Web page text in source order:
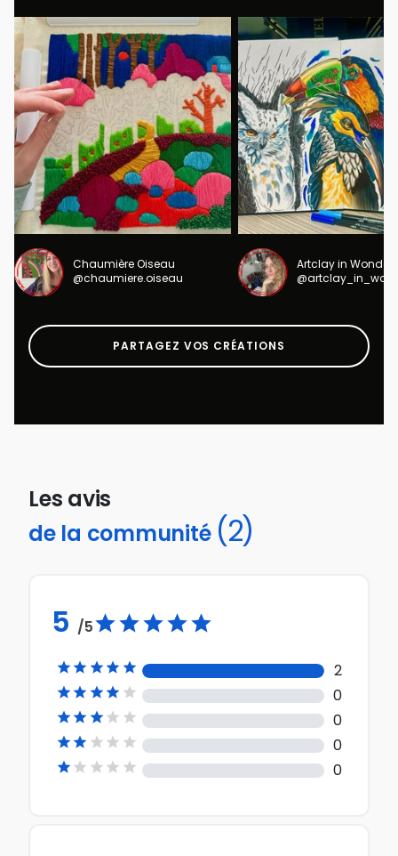
Chaumière Oiseau
@chaumiere.oiseau
Artclay in
PARTAGEZ VOS CRÉATIONS
Les avis
de la communité (2)
5 /5
     2
     0
     0
     0
     0